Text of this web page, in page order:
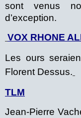
sont venus
d’exception.
VOX RHONE
Les ours
Florent Dessus.
TLM
Jean-Pierre